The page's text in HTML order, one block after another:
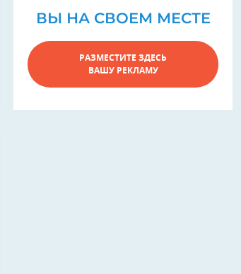
ВЫ НА СВОЕМ МЕСТЕ
РАЗМЕСТИТЕ ЗДЕСЬ
ВАШУ РЕКЛАМУ